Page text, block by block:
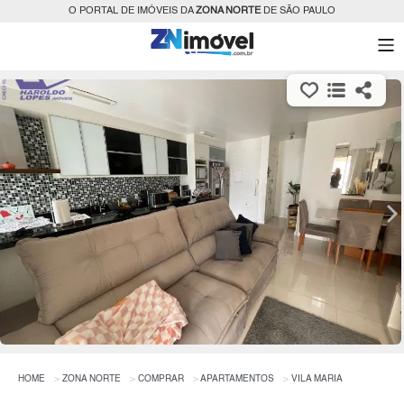
O PORTAL DE IMÓVEIS DAZONA NORTEDE SÃO PAULO
HOME ZONA NORTE COMPRAR APARTAMENTOS VILA MARIA